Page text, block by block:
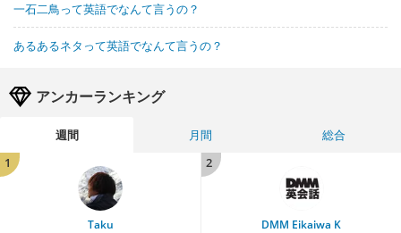
一石二鳥って英語でなんて言うの？
あるあるネタって英語でなんて言うの？
アンカーランキング
週間 月間
総合
1
Taku
2
DMM Eikaiwa K